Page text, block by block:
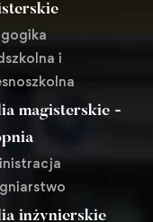
i
magisterskie -
inżynierskie